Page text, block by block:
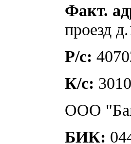
Факт.
проезд
Р/с:
К/с:
ООО
БИК: